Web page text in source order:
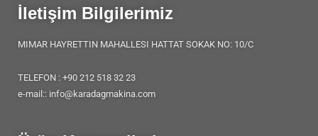
İletişim Bilgilerimiz
MIMAR HAYRETTIN MAHALLESI HATTAT SOKAK NO: 10/C
TELEFON : +90 212 518 32 23
e-mail:: info@karadagmakina.com